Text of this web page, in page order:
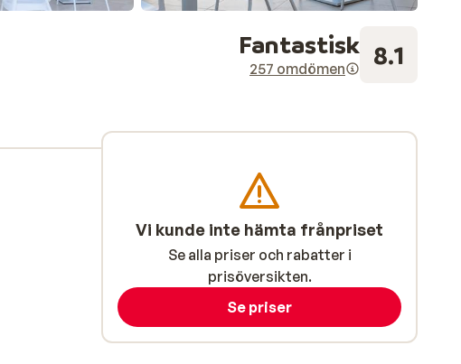
Fantastisk
257 omdömen 8.1
Vi kunde inte hämta frånpriset
Se alla priser och rabatter i
prisöversikten.
Se priser